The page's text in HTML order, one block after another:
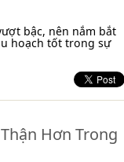
bậc, nên nắm bắt
hoạch tốt trong sự
Hơn Trong